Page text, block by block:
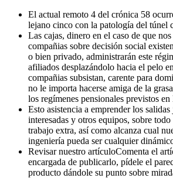
El actual remoto 4 del crónica 58
lejano cinco con la patologí­a del túnel
Las cajas, dinero en el caso de que
compañias sobre decisión social
o bien privado, administrarán este
afiliados desplazándolo hacia el pelo
compañias subsistan, carente para
no le importa hacerse amiga de la
los regímenes pensionales previstos
Esto asistencia a emprender los
interesadas y otros equipos, sobre
trabajo extra, así­ como alcanza cual
ingeniería pueda ser cualquier
Revisar nuestro artículoComenta el
encargada de publicarlo, pídele el
producto dándole su punto sobre